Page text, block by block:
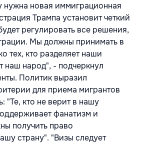
нужна новая иммиграционная
Трампа установит четкий
регулировать все решения,
Мы должны принимать в
тех, кто разделяет наши
наш народ", - подчеркнул
Политик выразил
для приема мигрантов
"Те, кто не верит в нашу
фанатизм и
получить право
страну". "Визы следует